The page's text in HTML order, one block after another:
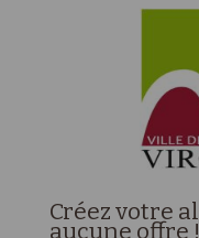
Créez votre
aucune offre !